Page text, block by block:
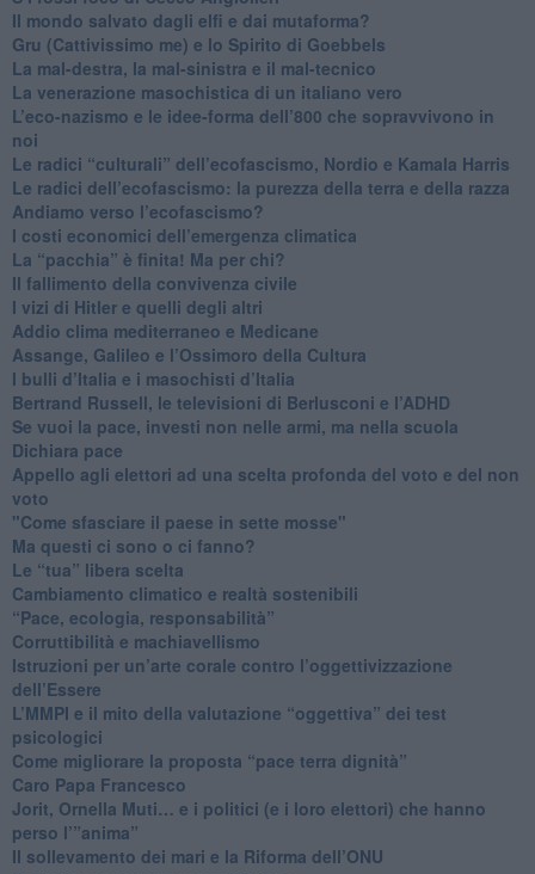
​Il mondo salvato dagli elfi e dai mutaforma?
Gru (Cattivissimo me) e lo Spirito di Goebbels
​La mal-destra, la mal-sinistra e il mal-tecnico
​La venerazione masochistica di un italiano vero
​L’eco-nazismo e le idee-forma dell’800 che sopravvivono in
noi
​Le radici “culturali” dell’ecofascismo, Nordio e Kamala Harris
Le radici dell’ecofascismo: la purezza della terra e della razza
Andiamo verso l’ecofascismo?
I costi economici dell’emergenza climatica
​La “pacchia” è finita! Ma per chi?
​Il fallimento della convivenza civile
​I vizi di Hitler e quelli degli altri
Addio clima mediterraneo e Medicane
​Assange, Galileo e l’Ossimoro della Cultura
​I bulli d’Italia e i masochisti d’Italia
​Bertrand Russell, le televisioni di Berlusconi e l’ADHD
​Se vuoi la pace, investi non nelle armi, ma nella scuola
​Dichiara pace
​Appello agli elettori ad una scelta profonda del voto e del non
voto
"Come sfasciare il paese in sette mosse"
​Ma questi ci sono o ci fanno?
​Le “tua” libera scelta
Cambiamento climatico e realtà sostenibili
“Pace, ecologia, responsabilità”
​Corruttibilità e machiavellismo
Istruzioni per un’arte corale contro l’oggettivizzazione
dell’Essere
​L’MMPI e il mito della valutazione “oggettiva” dei test
psicologici
Come migliorare la proposta “pace terra dignità”
Caro Papa Francesco
​Jorit, Ornella Muti… e i politici (e i loro elettori) che hanno
perso l’”anima”
​Il sollevamento dei mari e la Riforma dell’ONU